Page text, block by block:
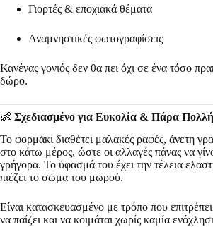
Γιορτές & εποχιακά θέματα
Αναμνηστικές φωτογραφίσεις
Κανένας γονιός δεν θα πει όχι σε ένα τόσο
δώρο.
👶 Σχεδιασμένο για Ευκολία & Πάρα
Το φορμάκι διαθέτει μαλακές ραφές, άνετη
στο κάτω μέρος, ώστε οι αλλαγές πάνας να
γρήγορα. Το ύφασμά του έχει την τέλεια
πιέζει το σώμα του μωρού.
Είναι κατασκευασμένο με τρόπο που επιτρέπει
να παίζει και να κοιμάται χωρίς καμία